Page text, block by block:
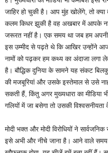
जाहिर हो चुकी है। आप मुंह खोलेंगे, तो
कलम किधर झुकी है वह अखबार में आपके
जरूरत नहीं है। एक समय था जब हम अपनी
इस उम्मीद से पढ़ते थे कि आखिर उन्होंने
नामों को पढ़कर हम कथ्य का अंदाजा
है। बौद्धिक दुनिया के सामने यह संकट
की मजबूरियां और उसके इस्तेमाल से उसे
सकती हैं, किंतु अगर मुख्यधारा का मीडिया
गलियों में जा बसेगा तो उसकी
मोदी भक्त और मोदी विरोधियों ने
इसे अभी और नीचे जाना है। आने वाले समय